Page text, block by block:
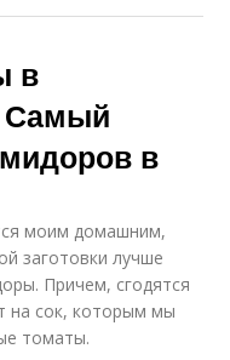
в
Самый
в
моим домашним,
заготовки лучше
Причем, сгодятся
на сок, которым мы
томаты.